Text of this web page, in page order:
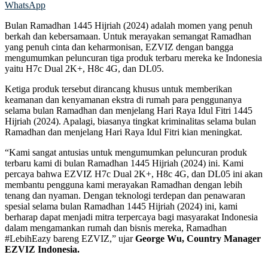
WhatsApp
Bulan Ramadhan 1445 Hijriah (2024) adalah momen yang penuh
berkah dan kebersamaan. Untuk merayakan semangat Ramadhan
yang penuh cinta dan keharmonisan, EZVIZ dengan bangga
mengumumkan peluncuran tiga produk terbaru mereka ke Indonesia
yaitu H7c Dual 2K+, H8c 4G, dan DL05.
Ketiga produk tersebut dirancang khusus untuk memberikan
keamanan dan kenyamanan ekstra di rumah para penggunanya
selama bulan Ramadhan dan menjelang Hari Raya Idul Fitri 1445
Hijriah (2024). Apalagi, biasanya tingkat kriminalitas selama bulan
Ramadhan dan menjelang Hari Raya Idul Fitri kian meningkat.
“Kami sangat antusias untuk mengumumkan peluncuran produk
terbaru kami di bulan Ramadhan 1445 Hijriah (2024) ini. Kami
percaya bahwa EZVIZ H7c Dual 2K+, H8c 4G, dan DL05 ini akan
membantu pengguna kami merayakan Ramadhan dengan lebih
tenang dan nyaman. Dengan teknologi terdepan dan penawaran
spesial selama bulan Ramadhan 1445 Hijriah (2024) ini, kami
berharap dapat menjadi mitra terpercaya bagi masyarakat Indonesia
dalam mengamankan rumah dan bisnis mereka, Ramadhan
#LebihEazy bareng EZVIZ,” ujarGeorge Wu, Country Manager
EZVIZ Indonesia.